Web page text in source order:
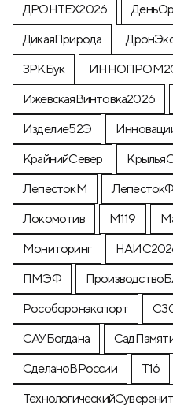
ДРОНТЕХ2026
ДикаяПрирода
ЗРКБук
ИжевскаяВинтовка2026
Изделие52Э
КрайнийСевер
ЛепестокМ
ЛепестокФ
Локомотив
М119
Мониторинг
ПМЭФ
Рособоронэкспорт
САУБогдана
СделаноВРоссии
Т16